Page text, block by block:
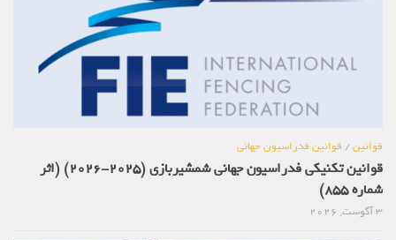
قوانین/ قوانین فدراسیون جهانی
قوانین تکنیکی فدراسیون جهانی شمشیربازی (2025-2026) (اثر
شماره 855)
3 آگوست, 2026